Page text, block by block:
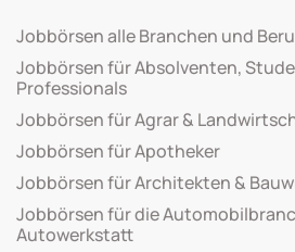
Jobbörsen alle Branchen und
Jobbörsen für Absolventen,
Professionals
Jobbörsen für Agrar &
Jobbörsen für Apotheker
Jobbörsen für Architekten &
Jobbörsen für die
Autowerkstatt